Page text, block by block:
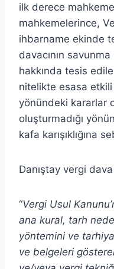
ilk derece
mahkemelerince,
ihbarname ekinde
davacının savunma
hakkında tesis
nitelikte esasa
yönündeki kararlar
oluşturmadığı
kafa karışıklığına
Danıştay vergi
“Vergi Usul
ana kural, tarh
yöntemini ve
ve belgeleri